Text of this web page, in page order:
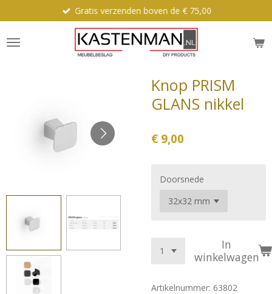
direct
naar
de
Gratis verzenden boven de € 75,00
Knop PRISM
GLANS nikkel
€ 9,00
Doorsnede
In
winkelwagen
Artikelnummer: 63802